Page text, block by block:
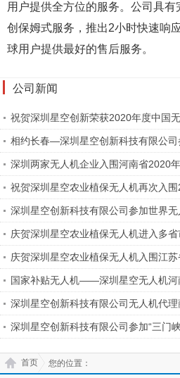
用户提供全方位的服务。公司具
创保姆式服务，推出2小时快速响
球用户提供最好的售后服务。
公司新闻
祝贺深圳星空创新荣获2020年度中国
相约长春—深圳星空创新科技有限公司
空发展大会
深圳两家无人机企业入围河南省2020年
目录
祝贺深圳星空农业植保无人机再次入围
贴目录
深圳星空创新科技有限公司参加世界无
庆贺深圳星空农业植保无人机进入多省
贴目录
庆贺深圳星空农业植保无人机入围江
国家补贴无人机——深圳星空无人机河
次顺利交付
深圳星空创新科技有限公司无人机代理
统防统治第一枪
深圳星空创新科技有限公司参加“三门
演示灵宝市现场会”
您的位置：
首页